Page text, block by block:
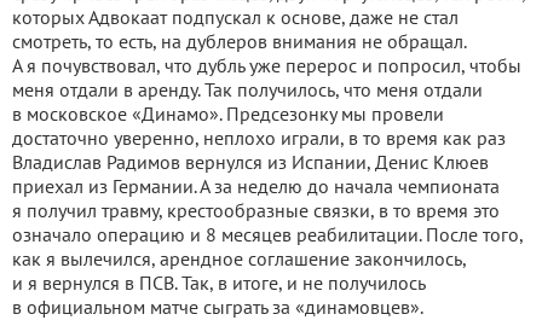
которых Адвокаат подпускал к основе, даже не стал
смотреть, то есть, на дублеров внимания не обращал.
А я почувствовал, что дубль уже перерос и попросил, чтобы
меня отдали в аренду. Так получилось, что меня отдали
в московское «Динамо». Предсезонку мы провели
достаточно уверенно, неплохо играли, в то время как раз
Владислав Радимов вернулся из Испании, Денис Клюев
приехал из Германии. А за неделю до начала чемпионата
я получил травму, крестообразные связки, в то время это
означало операцию и 8 месяцев реабилитации. После того,
как я вылечился, арендное соглашение закончилось,
и я вернулся в ПСВ. Так, в итоге, и не получилось
в официальном матче сыграть за «динамовцев».